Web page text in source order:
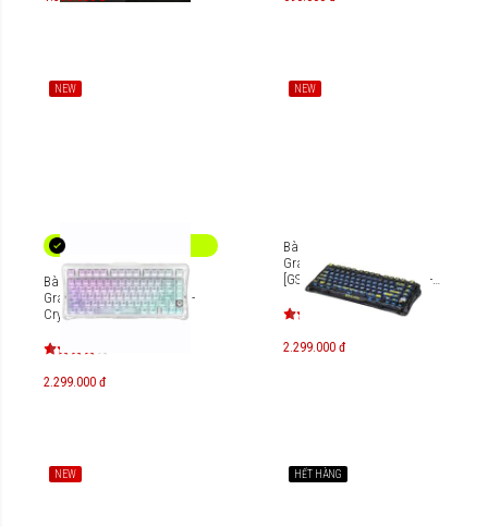
NEW
Bàn phím Gaming
Gravastar Mercury K1 Lite -
Crystal Aurora [GS-K1
2.299.000 đ
NEW
Bàn phím cơ Gaming
Gravastar Mercury K1 Lite
[GS-K1 LITE_XTAL_BLK/GS-K1
LITE_XTAL_WHT]
2.299.000 đ
NEW HẾT HÀNG